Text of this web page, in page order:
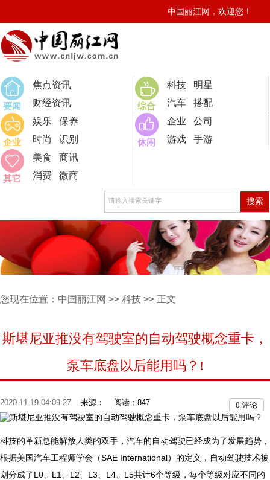
中国丽江网，欢迎您！
要闻
焦点资讯
财经资讯
综合
科技
明星
汽车
搭配
企业
娱乐
保养
时尚
识别 休闲
企业
公司
游戏
手游
其它
美食
商讯
消费
微商
您现在位置： 中国丽江网 >> 科技 >> 正文
斯堪尼亚推没有驾驶室的自动驾驶概念重卡，
泵车底盘以后能用吗？!
2020-11-19 04:09:27 来源： 阅读：847 0 评论
​科技的革新总能解放人类的双手，汽车的自动驾驶已经成为了发展趋势，
根据美国汽车工程师学会（SAE International）的定义，自动驾驶技术被
划分成了L0、L1、L2、L3、L4、L5共计6个等级，每个等级对应不同的